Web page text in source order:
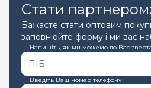
Стати партнером:
Бажаєте стати оптовим
заповнюйте форму і ми вас
Напишіть, як ми можемо до Вас
Введіть Ваш номер телефону